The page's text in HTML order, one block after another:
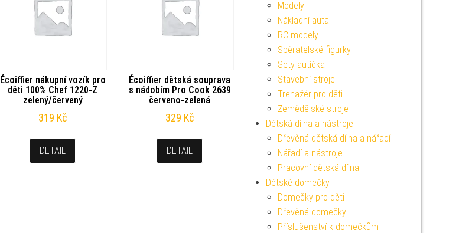
Écoiffier nákupní vozík pro
děti 100% Chef 1220-Z
zelený/červený
319 Kč
DETAIL
Écoiffier dětská souprava
s nádobím Pro Cook 2639
červeno-zelená
329 Kč
DETAIL
Modely
Nákladní auta
RC modely
Sběratelské figurky
Sety autíčka
Stavební stroje
Trenažér pro děti
Zemědělské stroje
Dětská dílna a nástroje
Dřevěná dětská dílna a nářadí
Nářadí a nástroje
Pracovní dětská dílna
Dětské domečky
Domečky pro děti
Dřevěné domečky
Příslušenství k domečkům